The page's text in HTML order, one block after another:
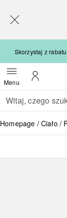
Skorzystaj z
MenuOtwórz menuMoje konto
Wracać
Wykonaj
Homepage Ciało